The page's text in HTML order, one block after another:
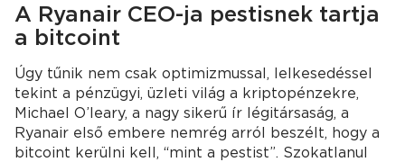
A Ryanair CEO-ja pestisnek tartja
a bitcoint
Úgy tűnik nem csak optimizmussal, lelkesedéssel
tekint a pénzügyi, üzleti világ a kriptopénzekre,
Michael O’leary, a nagy sikerű ír légitársaság, a
Ryanair első embere nemrég arról beszélt, hogy a
bitcoint kerülni kell, “mint a pestist”. Szokatlanul